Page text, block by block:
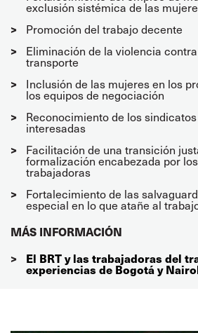
exclusión sistémica de las
Promoción del trabajo decente
Eliminación de la violencia
transporte
Inclusión de las mujeres en los
los equipos de negociación
Reconocimiento de los
interesadas
Facilitación de una transición
formalización encabezada por
trabajadoras
Fortalecimiento de las
especial en lo que atañe al
MÁS INFORMACIÓN
El BRT y las trabajadoras del
experiencias de Bogotá y